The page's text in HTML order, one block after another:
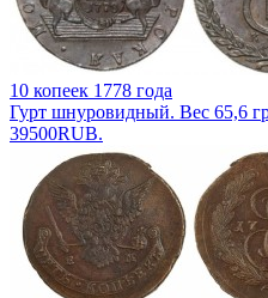
10 копеек 1778 года
Гурт шнуровидный. Вес 65,6
39500RUB.